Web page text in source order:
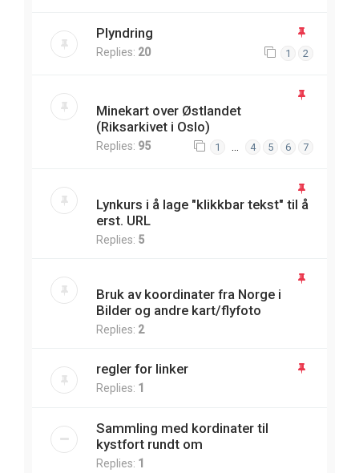
Plyndring
Replies: 20 1 2
Minekart over Østlandet
(Riksarkivet i Oslo)
Replies: 95 1 4 5 6 7
Lynkurs i å lage "klikkbar tekst" til å
erst. URL
Replies: 5
Bruk av koordinater fra Norge i
Bilder og andre kart/flyfoto
Replies: 2
regler for linker
Replies: 1
Sammling med kordinater til
kystfort rundt om
Replies: 1